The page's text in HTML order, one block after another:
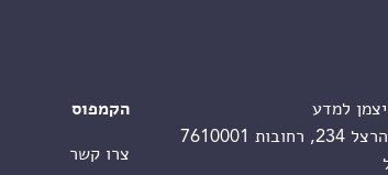
למדע
7610001
הקמפוס
צרו קשר